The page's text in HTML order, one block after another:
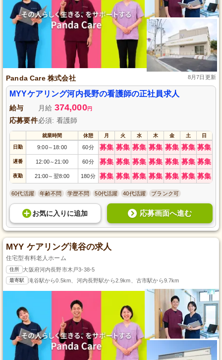
Panda Care 株式会社 8月7日更新
MYYケアリング河内長野の看護師の正社員求人
給与 月給 374,000円
応募要件必須: 看護師
就業時間 休憩 月 火 水 木 金 土 日
日勤 9:00～ 18:00 60分 募集 募集 募集 募集 募集 募集 募集
遅番 12:00～21:00 60分 募集 募集 募集 募集 募集 募集 募集
夜勤 21:00～ 翌8:00 180分 募集 募集 募集 募集 募集 募集 募集
60代活躍 年齢不問 学歴不問 50代活躍 40代活躍 ブランク可
お気に入り に追加 応募画面へ進む
MYY ケアリング滝谷の求人
住宅型有料老人ホーム
住所 大阪府河内長野市木戸3-38-5
最寄駅 滝谷駅から0.5km、河内長野駅から2.9km、古市駅から9.7km